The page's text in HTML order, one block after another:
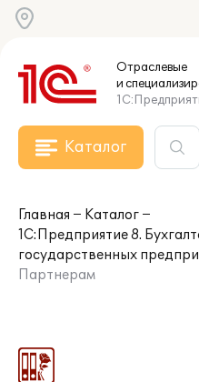
Отраслевые
и
Каталог
Главная
Каталог
1С:Предприятие 8.
государственных
Партнерам